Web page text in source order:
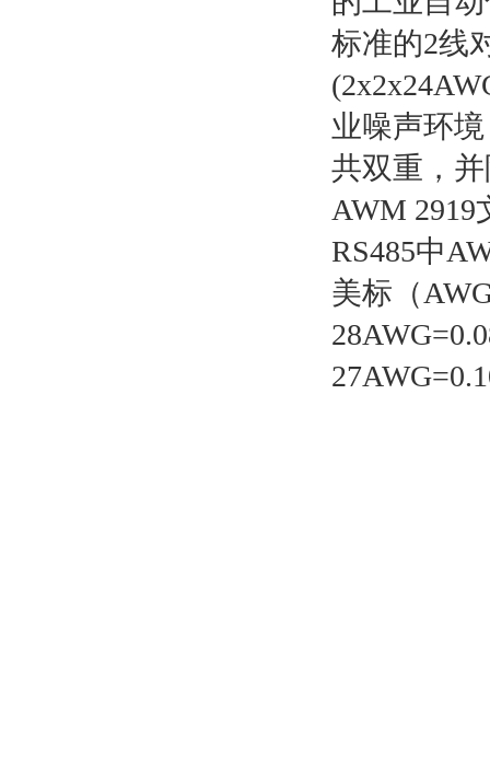
标准的2线
业噪声环
共双重，
AWM 2919
RS485中
美标（